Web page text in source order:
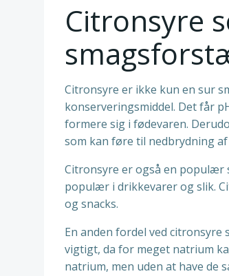
Citronsyre
Citronsyre er ikke kun en sur
konserveringsmiddel. Det får
formere sig i fødevaren.
som kan føre til nedbrydning
Citronsyre er også en
populær i drikkevarer og slik.
og snacks.
En anden fordel ved
vigtigt, da for meget natrium
natrium, men uden at have de